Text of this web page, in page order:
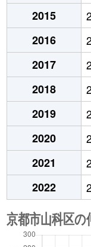
2015
2016
2017
2018
2019
2020
2021
2022